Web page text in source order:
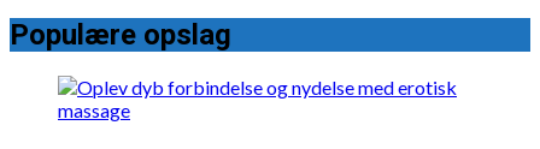
Populære opslag